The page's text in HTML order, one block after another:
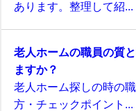
あります。整理して紹...
老人ホームの職員の質
ますか？
老人ホーム探しの時の
方・チェックポイント...